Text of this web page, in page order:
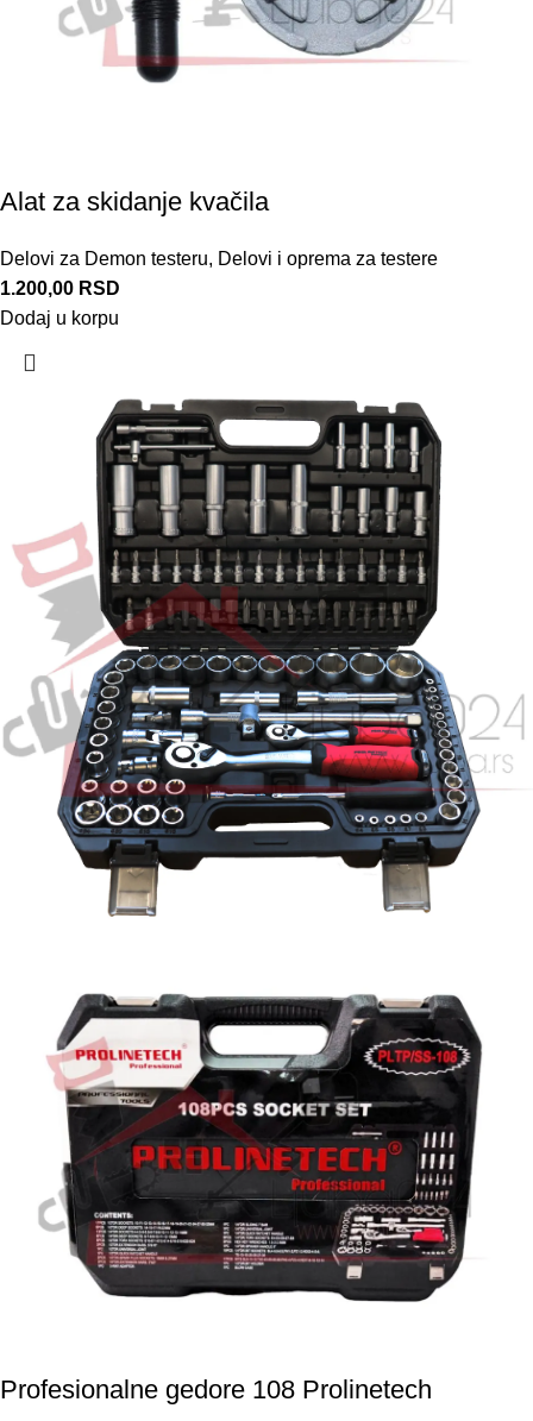
Alat za skidanje kvačila
Delovi za Demon testeru, Delovi i oprema za testere
1.200,00 RSD
Dodaj u korpu
Profesionalne gedore 108 Prolinetech